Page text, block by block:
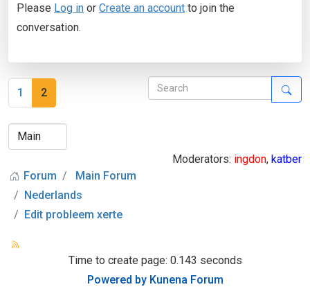
Please Log in or Create an account to join the
conversation.
1 2
Moderators: ingdon, katber
Forum
Main Forum
Nederlands
Edit probleem xerte
Time to create page: 0.143 seconds
Powered by Kunena Forum